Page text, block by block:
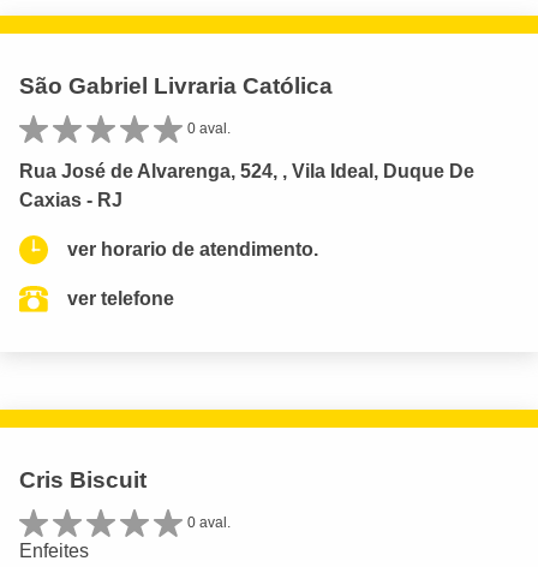
São Gabriel Livraria Católica
0 aval.
Rua José de Alvarenga, 524, , Vila Ideal, Duque De
Caxias - RJ
ver horario de atendimento.
ver telefone
Cris Biscuit
0 aval.
Enfeites